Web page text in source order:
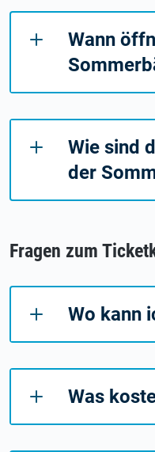
Wann
Wie sind
der
Fragen zum
Wo kann
Was